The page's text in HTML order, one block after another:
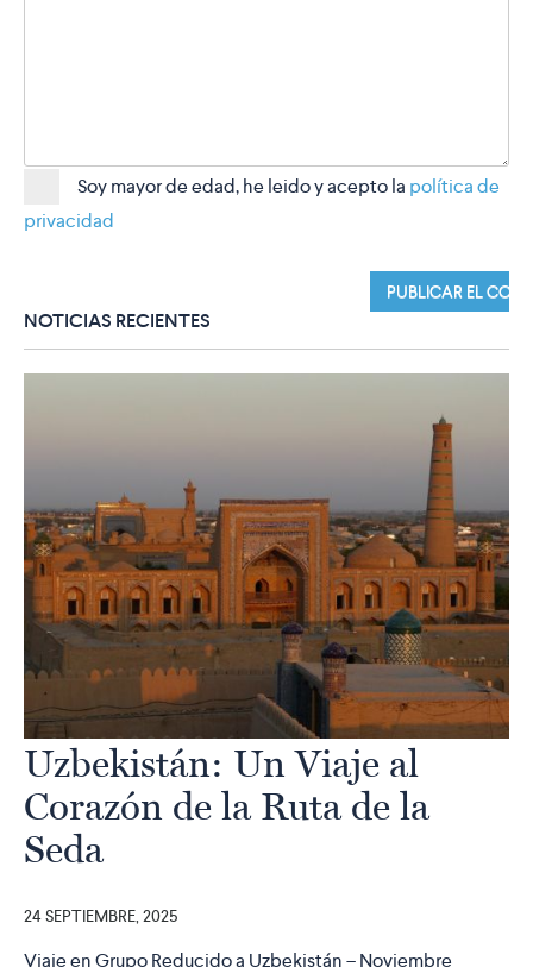
Soy mayor de edad, he leido y acepto la política de
privacidad
NOTICIAS RECIENTES
Uzbekistán: Un Viaje al
Corazón de la Ruta de la
Seda
24 SEPTIEMBRE, 2025
Viaje en Grupo Reducido a Uzbekistán – Noviembre